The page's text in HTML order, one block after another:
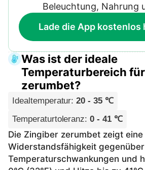
Beleuchtung, Nahrung
Lade die App kostenlos
Was ist der ideale
Temperaturbereich
zerumbet?
Idealtemperatur: 20 - 35 ℃
Temperaturtoleranz: 0 - 41 ℃
Die Zingiber zerumbet zeigt
Widerstandsfähigkeit gegenüber
Temperaturschwankungen und